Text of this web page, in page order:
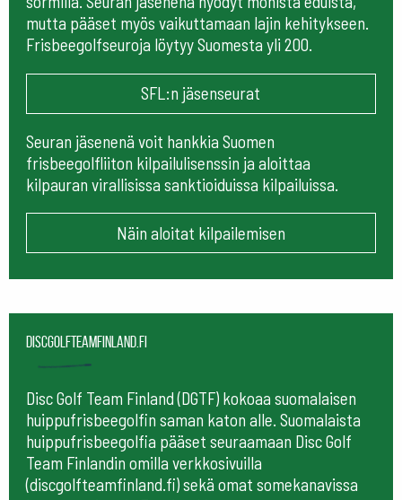
mutta pääset myös vaikuttamaan lajin kehitykseen.
Frisbeegolfseuroja löytyy Suomesta yli 200.
SFL:n jäsenseurat
Seuran jäsenenä voit hankkia Suomen
frisbeegolfliiton kilpailulisenssin ja aloittaa
kilpauran virallisissa sanktioiduissa kilpailuissa.
Näin aloitat kilpailemisen
Discgolfteamfinland.fi
Disc Golf Team Finland (DGTF) kokoaa suomalaisen
huippufrisbeegolfin saman katon alle. Suomalaista
huippufrisbeegolfia pääset seuraamaan Disc Golf
Team Finlandin omilla verkkosivuilla
(discgolfteamfinland.fi) sekä omat somekanavissa